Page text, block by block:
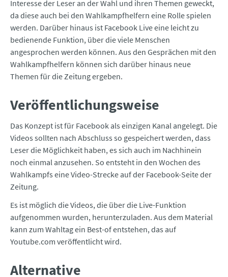
Interesse der Leser an der Wahl und ihren Themen geweckt,
da diese auch bei den Wahlkampfhelfern eine Rolle spielen
werden. Darüber hinaus ist Facebook Live eine leicht zu
bedienende Funktion, über die viele Menschen
angesprochen werden können. Aus den Gesprächen mit den
Wahlkampfhelfern können sich darüber hinaus neue
Themen für die Zeitung ergeben.
Veröffentlichungsweise
Das Konzept ist für Facebook als einzigen Kanal angelegt. Die
Videos sollten nach Abschluss so gespeichert werden, dass
Leser die Möglichkeit haben, es sich auch im Nachhinein
noch einmal anzusehen. So entsteht in den Wochen des
Wahlkampfs eine Video-Strecke auf der Facebook-Seite der
Zeitung.
Es ist möglich die Videos, die über die Live-Funktion
aufgenommen wurden, herunterzuladen. Aus dem Material
kann zum Wahltag ein Best-of entstehen, das auf
Youtube.com veröffentlicht wird.
Alternative